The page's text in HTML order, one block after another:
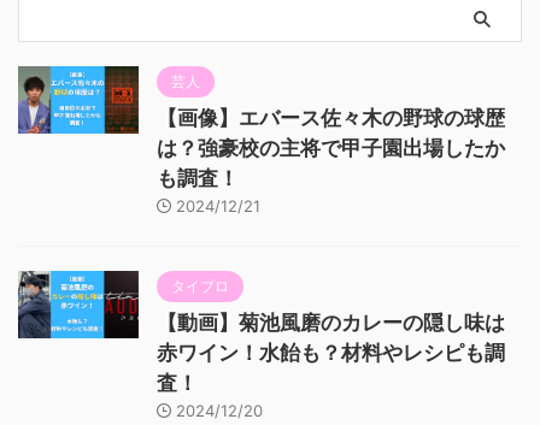
芸人
【画像】エバース佐々木の野球の球歴
は？強豪校の主将で甲子園出場したか
も調査！
2024/12/21
タイプロ
【動画】菊池風磨のカレーの隠し味は
赤ワイン！水飴も？材料やレシピも調
査！
2024/12/20